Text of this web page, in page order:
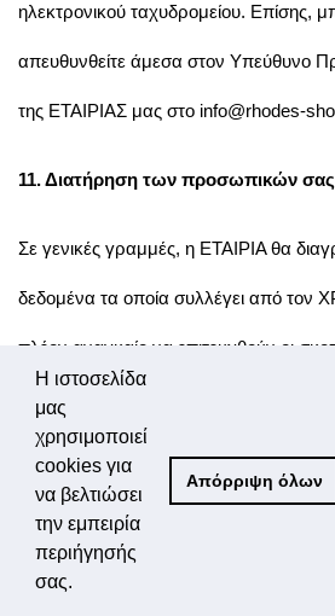
ηλεκτρονικού ταχυδρομείου. Επίσης,
απευθυνθείτε άμεσα στον Υπεύθυνο
της ΕΤΑΙΡΙΑΣ μας στο info@rhodes-
11. Διατήρηση των προσωπικών
Σε γενικές γραμμές, η ΕΤΑΙΡΙΑ θα
δεδομένα τα οποία συλλέγει από τον
πλέον αναγκαίο να επιτευχθούν οι
αποθηκεύσουμε τα προσωπικά
χρονικό διάστημα λόγω νομοθετικών
Ο ΧΡΗΣΤΗΣ δύναται να απευθύνει τις
Η ιστοσελίδα
μας
χρησιμοποιεί
cookies για
να βελτιώσει
την εμπειρία
περιήγησής
σας.
Απόρριψη όλων